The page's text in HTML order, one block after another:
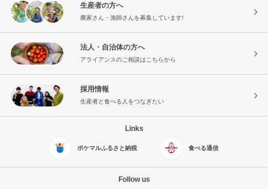
生産者の方へ
農家さん・漁師さんを募集しています!
法人・自治体の方へ
アライアンスのご相談はこちらから
採用情報
生産者と食べる人をつなぎたい
Links
ポケマルふるさと納税 食べる通信
Follow us